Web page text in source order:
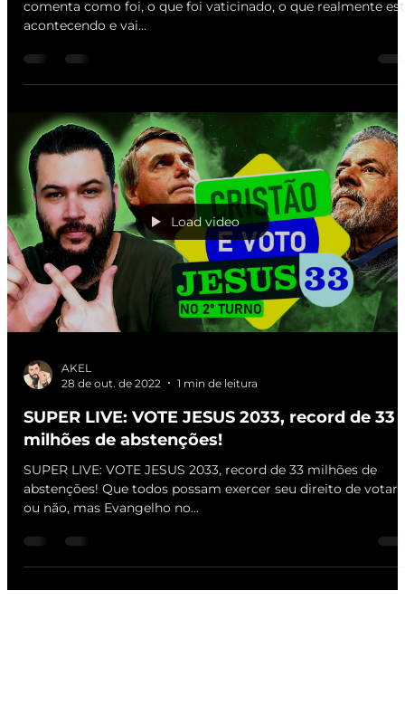
comenta como foi, o que foi vaticinado, o que realmente
acontecendo e vai...
Load video
AKEL
28 de out. de 2022
1 min de leitura
SUPER LIVE: VOTE JESUS 2033, record de 33
milhões de abstenções!
SUPER LIVE: VOTE JESUS 2033, record de 33 milhões de
abstenções! Que todos possam exercer seu direito de votar
ou não, mas Evangelho no...